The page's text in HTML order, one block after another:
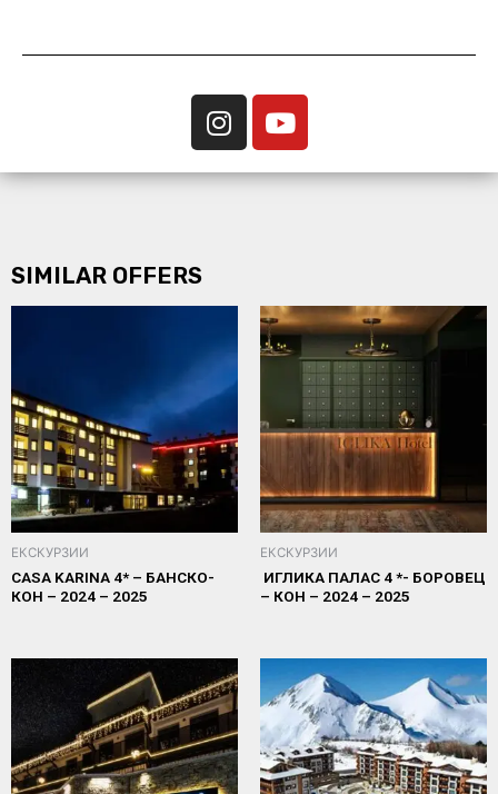
SIMILAR OFFERS
ЕКСКУРЗИИ
CASA KARINA 4* – БАНСКО-
КОН – 2024 – 2025
ЕКСКУРЗИИ
ИГЛИКА ПАЛАС 4 *- БОРОВЕЦ
– КОН – 2024 – 2025